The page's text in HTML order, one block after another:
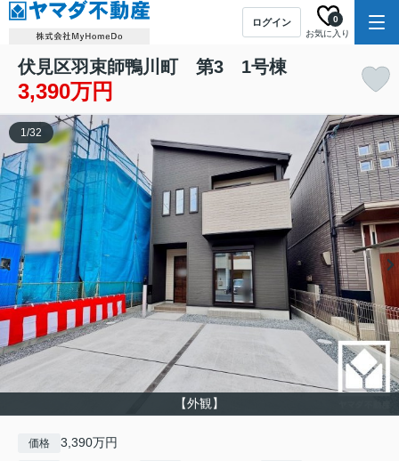
ログイン
お気に入り
0
伏見区羽束師鴨川町 第3 1号棟
3,390万円
【外観】
1/32
価格 3,390万円